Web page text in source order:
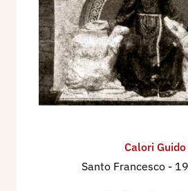
Calori Guido
Santo Francesco -